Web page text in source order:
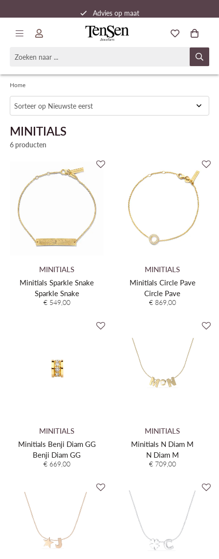
Advies op maat
Snelle verzending
Home
MINITIALS
6 producten
MINITIALS
Minitials Sparkle Snake
Sparkle Snake
€ 549,00
MINITIALS
Minitials Circle Pave
Circle Pave
€ 869,00
MINITIALS
Minitials Benji Diam GG
Benji Diam GG
€ 669,00
MINITIALS
Minitials N Diam M
N Diam M
€ 709,00